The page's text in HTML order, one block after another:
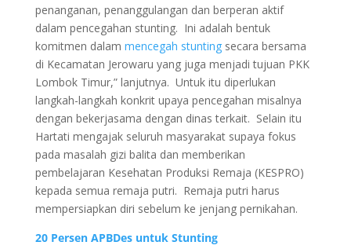
penanganan, penanggulangan dan berperan aktif
dalam pencegahan stunting. Ini adalah bentuk
komitmen dalam mencegah stuntingsecara bersama
di Kecamatan Jerowaru yang juga menjadi tujuan PKK
Lombok Timur,” lanjutnya. Untuk itu diperlukan
langkah-langkah konkrit upaya pencegahan misalnya
dengan bekerjasama dengan dinas terkait. Selain itu
Hartati mengajak seluruh masyarakat supaya fokus
pada masalah gizi balita dan memberikan
pembelajaran Kesehatan Produksi Remaja (KESPRO)
kepada semua remaja putri. Remaja putri harus
mempersiapkan diri sebelum ke jenjang pernikahan.
20 Persen APBDes untuk Stunting